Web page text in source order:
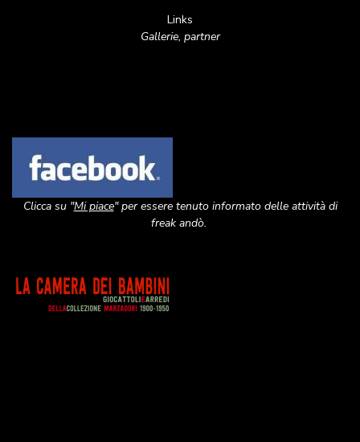
Links
Gallerie, partner
Clicca su "Mi piace" per essere tenuto informato delle attività di
freak andò.
Image